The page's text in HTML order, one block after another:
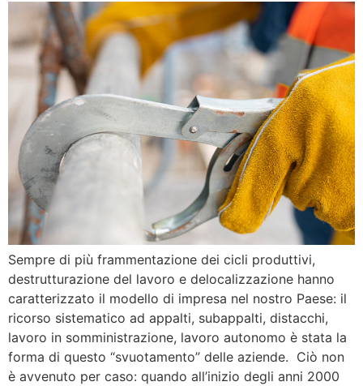
Sempre di più frammentazione dei cicli produttivi,
destrutturazione del lavoro e delocalizzazione hanno
caratterizzato il modello di impresa nel nostro Paese: il
ricorso sistematico ad appalti, subappalti, distacchi,
lavoro in somministrazione, lavoro autonomo è stata la
forma di questo “svuotamento” delle aziende. Ciò non
è avvenuto per caso: quando all’inizio degli anni 2000